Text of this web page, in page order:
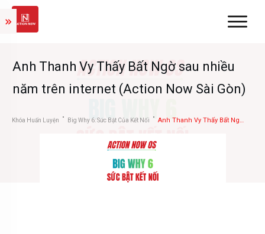
Anh Thanh Vy Thấy Bất Ngờ sau nhiều
năm trên internet (Action Now Sài Gòn)
Khóa Huấn Luyện Big Why 6: Sức Bật Của Kết Nối Anh Thanh Vy Thấy Bất Ngờ sau nhiều năm trên internet (Action Now Sài Gòn)